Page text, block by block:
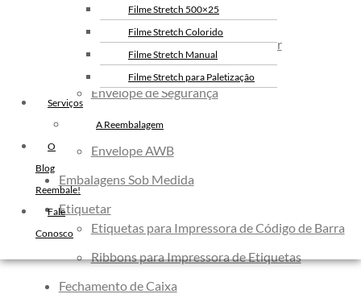
Filme Stretch 500×25
Filme Stretch Colorido
Filme Stretch Manual
Filme Stretch para Paletização
Filme Stretch sem Tubete
Filme Stretch Preto
Fita de Arquear PET
Fita de Arquear
48×50
Fita Adesiva
Serviços
A Reembalagem
O
Blog
Reembale!
Fale
Conosco
Fita PET de Arquear
Selo Metalico para Fita de Arquear
Embalagens
Envelope de Segurança
Envelope Bolha
Envelope AWB
Embalagens Sob Medida
Etiquetar
Etiquetas para Impressora de Código de Barra
Ribbons para Impressora de Etiquetas
Fechamento de Caixa